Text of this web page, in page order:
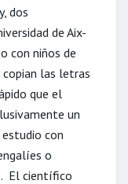
dos
de Aix-
con niños de
las letras
que el
un
con
o
El científico